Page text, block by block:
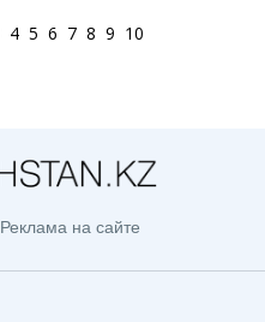
4 5 6 7 8 9 10
Реклама на сайте